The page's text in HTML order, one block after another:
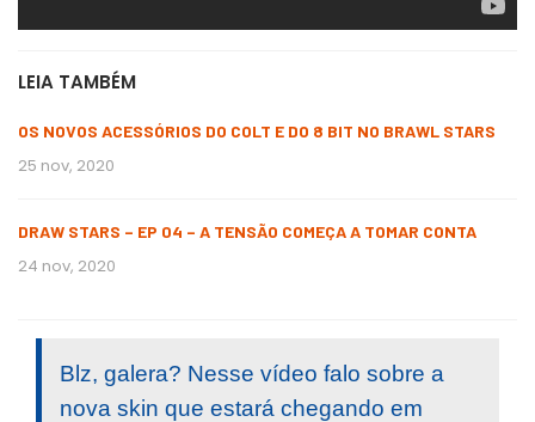
LEIA TAMBÉM
OS NOVOS ACESSÓRIOS DO COLT E DO 8 BIT NO BRAWL STARS
25 nov, 2020
DRAW STARS – EP 04 – A TENSÃO COMEÇA A TOMAR CONTA
24 nov, 2020
Blz, galera? Nesse vídeo falo sobre a
nova skin que estará chegando em